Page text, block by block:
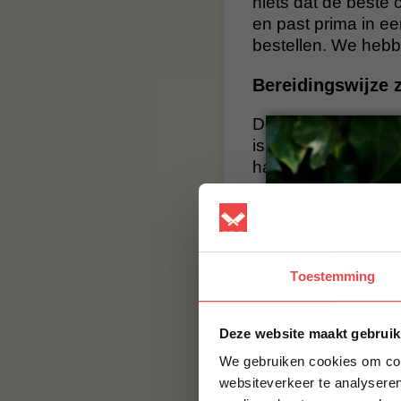
Toestemming
Deze website maakt
We gebruiken cookies om
websiteverkeer te
en past prima in
bestellen. We
Bereidingswijze
De zwezerik kun
is pocheren. Met
haar heerlijk
en plakken en
BBQuality staat
smaak, maar met
BBQuality!
Contact